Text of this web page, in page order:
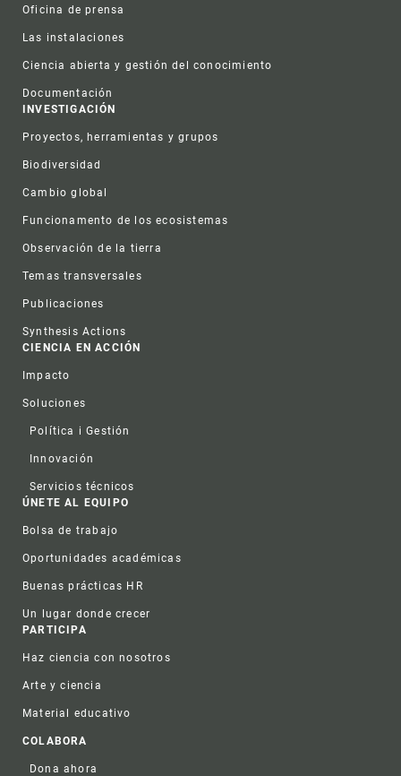
Oficina de prensa
Las instalaciones
Ciencia abierta y gestión del conocimiento
Documentación
INVESTIGACIÓN
Proyectos, herramientas y grupos
Biodiversidad
Cambio global
Funcionamento de los ecosistemas
Observación de la tierra
Temas transversales
Publicaciones
Synthesis Actions
CIENCIA EN ACCIÓN
Impacto
Soluciones
Política i Gestión
Innovación
Servicios técnicos
ÚNETE AL EQUIPO
Bolsa de trabajo
Oportunidades académicas
Buenas prácticas HR
Un lugar donde crecer
PARTICIPA
Haz ciencia con nosotros
Arte y ciencia
Material educativo
COLABORA
Dona ahora